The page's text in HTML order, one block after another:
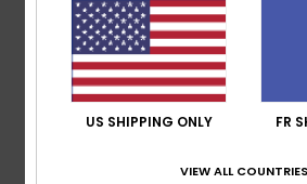
Pedro Manuel Goncalves
Une qualité irréprochable
Afficher original - Português
Confort: 5/5 Rapport qualité / prix
Je recommande ce produit
4/5
US SHIPPING ONLY FR
VIEW ALL COUNTRIES